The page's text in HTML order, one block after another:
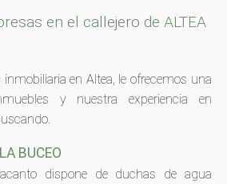
en el callejero de ALTEA
en Altea, le ofrecemos una
y nuestra experiencia en
BUCEO
dispone de duchas de agua